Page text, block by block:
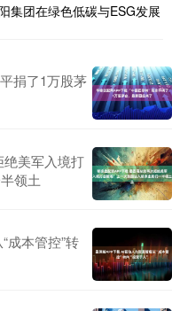
集团在绿色低碳与ESG发展
捐了1万股茅
美军入境打
领土
成本管控”转